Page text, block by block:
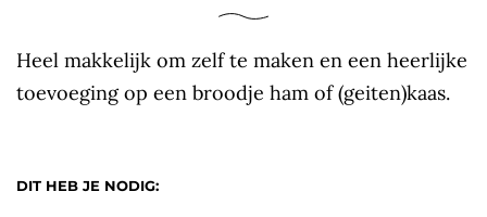
Heel makkelijk om zelf te maken en een heerlijke
toevoeging op een broodje ham of (geiten)kaas.
DIT HEB JE NODIG: